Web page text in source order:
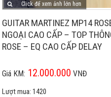
Click để xem ảnh lớn hơn
GUITAR MARTINEZ MP14
NGOẠI CAO CẤP – TOP
ROSE – EQ CAO CẤP DELAY
Giá KM: 12.000.000 VNĐ
Lượt mua:1420